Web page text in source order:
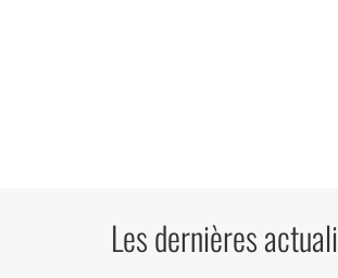
Les dernières